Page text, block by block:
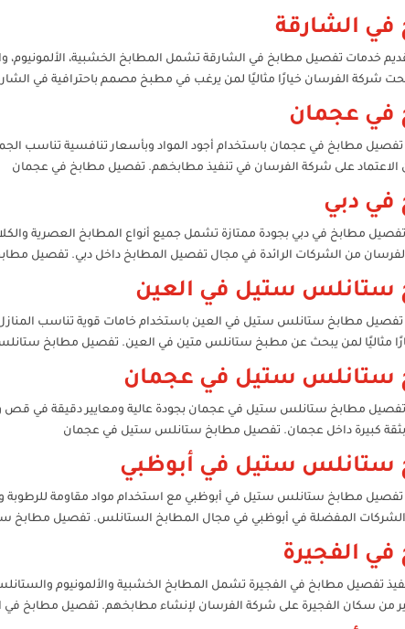
الشارقة
خدمات تفصيل مطابخ في الشارقة تشمل المطابخ الخشبية، الألمونيوم،
شركة الفرسان خيارًا مثاليًا لمن يرغب في مطبخ مصمم باحترافية في
في عجمان
مطابخ في عجمان باستخدام أجود المواد وبأسعار تنافسية تناسب
الاعتماد على شركة الفرسان في تنفيذ مطابخهم. تفصيل مطابخ في عجمان
في دبي
مطابخ في دبي بجودة ممتازة تشمل جميع أنواع المطابخ العصرية
من الشركات الرائدة في مجال تفصيل المطابخ داخل دبي. تفصيل
ستانلس ستيل في العين
مطابخ ستانلس ستيل في العين باستخدام خامات قوية تناسب
مثاليًا لمن يبحث عن مطبخ ستانلس متين في العين. تفصيل مطابخ
ستانلس ستيل في عجمان
مطابخ ستانلس ستيل في عجمان بجودة عالية ومعايير دقيقة في قص
كبيرة داخل عجمان. تفصيل مطابخ ستانلس ستيل في عجمان
ستانلس ستيل في أبوظبي
مطابخ ستانلس ستيل في أبوظبي مع استخدام مواد مقاومة للرطوبة
المفضلة في أبوظبي في مجال المطابخ الستانلس. تفصيل مطابخ
الفجيرة
تفصيل مطابخ في الفجيرة تشمل المطابخ الخشبية والألمونيوم
من سكان الفجيرة على شركة الفرسان لإنشاء مطابخهم. تفصيل مطابخ في